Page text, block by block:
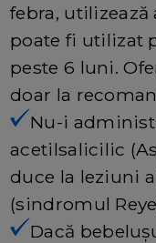
febra,
poate fi utilizat
peste 6 luni.
doar la
Nu-i
acetilsalicilic
duce la leziuni
(sindromul
Dacă